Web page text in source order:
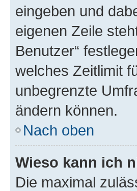
eingeben und
eigenen Zeile
Benutzer“
welches Zeitlimit
unbegrenzte
ändern können.
Nach oben
Wieso kann ich
Die maximal